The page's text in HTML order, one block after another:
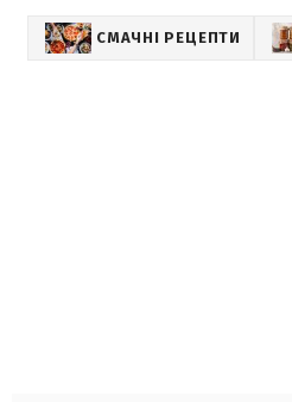
СМАЧНІ РЕЦЕПТИ